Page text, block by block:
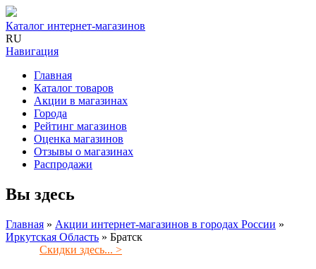
Каталог интернет-магазинов
RU
Навигация
Главная
Каталог товаров
Акции в магазинах
Города
Рейтинг магазинов
Оценка магазинов
Отзывы о магазинах
Распродажи
Вы здесь
Главная » Акции интернет-магазинов в городах России »
Иркутская Область » Братск
Скидки здесь... >